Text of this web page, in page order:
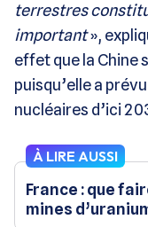
terrestres
important»,
effet que la Chine
puisqu’elle a
nucléaires d’ici
À LIRE AUSSI
France : que
mines